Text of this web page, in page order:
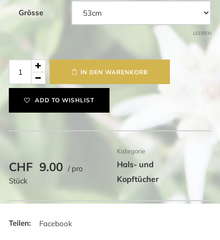
Grösse
LEEREN
Halstuch
IN DEN WARENKORB
ADD TO WISHLIST
CHF 9.00 / pro
Stück
Kategorie
Hals- und
Kopftücher
Facebook